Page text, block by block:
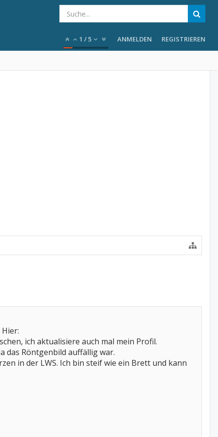
1 /5 ANMELDEN REGISTRIEREN
Hier:
ich aktualisiere auch mal mein Profil.
das Röntgenbild auffällig war.
in der LWS. Ich bin steif wie ein Brett und kann